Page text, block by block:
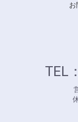
お
TEL